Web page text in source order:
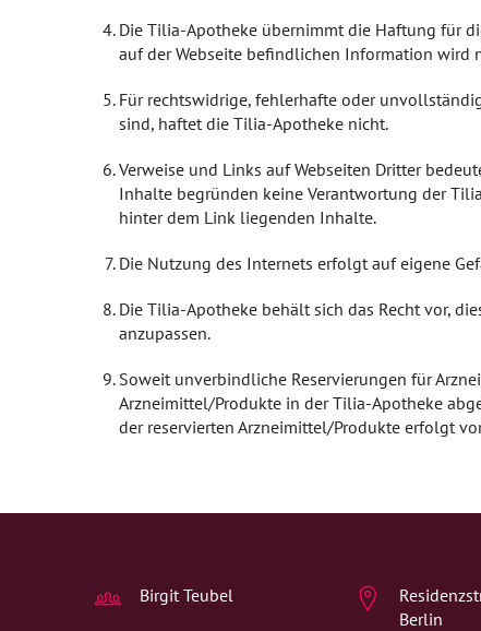
Reiseimpfungen A-Z
Notfälle A-Z
Heilpflanzen A-Z
Magen und Darm
Herz, Gefäße, Kreislauf
Nieren und Harnwege
Blut, Krebs und Infektionen
Haut, Haare und Nägel
Frauenkrankheiten
Die Tilia-Apotheke übernimmt die Haftung für
auf der Webseite befindlichen Information wird
Für rechtswidrige, fehlerhafte oder
sind, haftet die Tilia-Apotheke nicht.
Verweise und Links auf Webseiten Dritter
Inhalte begründen keine Verantwortung der
hinter dem Link liegenden Inhalte.
Die Nutzung des Internets erfolgt auf eigene
Die Tilia-Apotheke behält sich das Recht vor,
anzupassen.
Soweit unverbindliche Reservierungen für
Arzneimittel/Produkte in der Tilia-Apotheke
der reservierten Arzneimittel/Produkte erfolgt
Birgit Teubel
Berlin